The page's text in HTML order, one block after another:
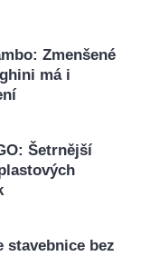
Zmenšené
má i
Šetrnější
stavebnice bez